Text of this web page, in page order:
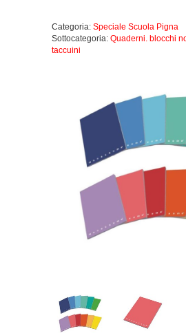
Categoria: Speciale Scuola Pigna
Sottocategoria: Quaderni. blocchi
taccuini